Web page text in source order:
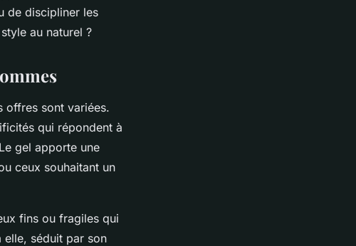
de discipliner les
au naturel ?
offres sont variées.
qui répondent à
gel apporte une
ceux souhaitant un
fins ou fragiles qui
elle, séduit par son